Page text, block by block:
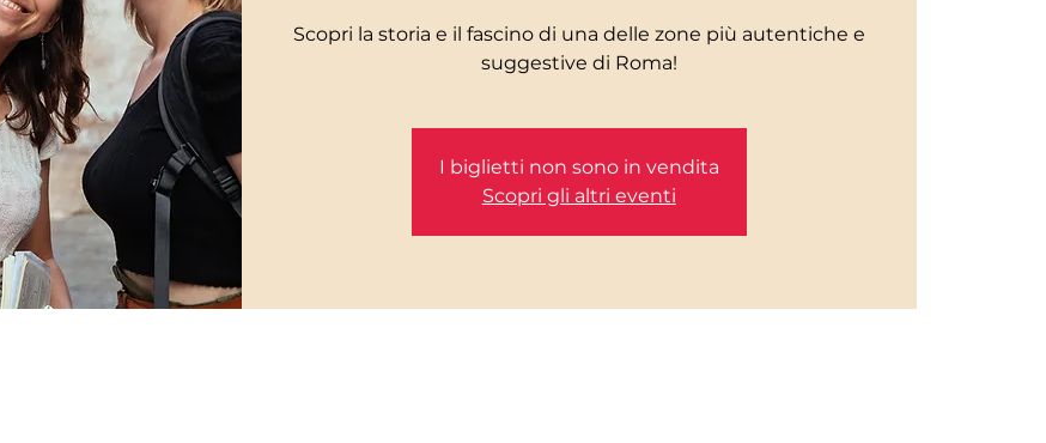
Scopri la storia e il fascino di una delle zone più autentiche e
I biglietti non sono in vendita
Scopri gli altri eventi